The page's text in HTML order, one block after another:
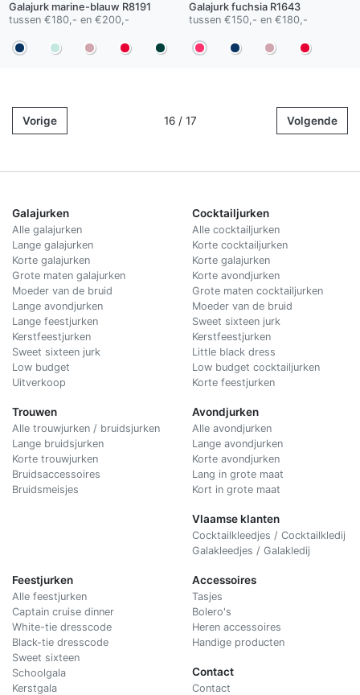
Galajurk marine-blauw R8191
tussen €180,- en €200,-
Galajurk fuchsiaR1643
tussen €150,- en €180,-
Vorige 16 / 17 Volgende
Galajurken
Alle galajurken
Lange galajurken
Korte galajurken
Grote maten galajurken
Moeder van de bruid
Lange avondjurken
Lange feestjurken
Kerstfeestjurken
Sweet sixteen jurk
Low budget
Uitverkoop
Trouwen
Alle trouwjurken / bruidsjurken
Lange bruidsjurken
Korte trouwjurken
Bruidsaccessoires
Bruidsmeisjes
Cocktailjurken
Alle cocktailjurken
Korte cocktailjurken
Korte galajurken
Korte avondjurken
Grote maten cocktailjurken
Moeder van de bruid
Sweet sixteen jurk
Kerstfeestjurken
Little black dress
Low budget cocktailjurken
Korte feestjurken
Avondjurken
Alle avondjurken
Lange avondjurken
Korte avondjurken
Lang in grote maat
Kort in grote maat
Vlaamse klanten
Cocktailkleedjes / Cocktailkledij
Galakleedjes / Galakledij
Feestjurken
Alle feestjurken
Captain cruise dinner
White-tie dresscode
Black-tie dresscode
Sweet sixteen
Schoolgala
Kerstgala
Accessoires
Tasjes
Bolero's
Heren accessoires
Handige producten
Contact
Contact